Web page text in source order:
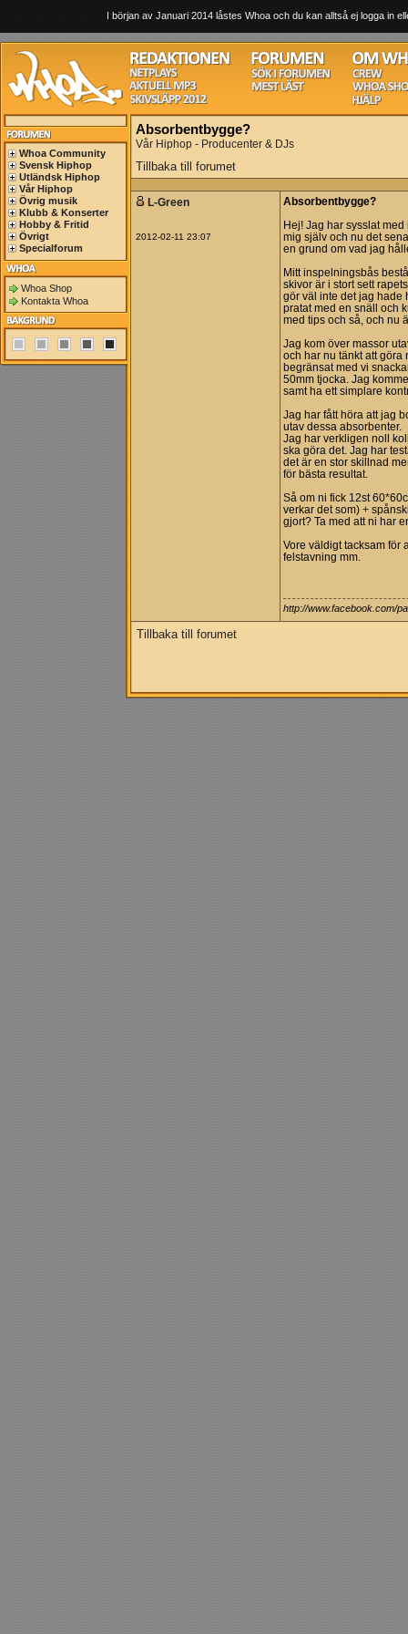
I början av Januari 2014 låstes Whoa och du kan alltså ej logga in
Whoa Community
Svensk Hiphop
Utländsk Hiphop
Vår Hiphop
Övrig musik
Klubb & Konserter
Hobby & Fritid
Övrigt
Specialforum
Whoa Shop
Kontakta Whoa
Absorbentbygge?
Vår Hiphop - Producenter & DJs
Tillbaka till forumet
L-Green
2012-02-11 23:07
Absorbentbygge?
Hej! Jag har sysslat
mig själv och nu det
en grund om vad jag
Mitt inspelningsbås
skivor är i stort sett
gör väl inte det jag hade
pratat med en snäll och
med tips och så, och nu
Jag kom över massor
och har nu tänkt att göra
begränsat med vi
50mm tjocka. Jag
samt ha ett simplare
Jag har fått höra att jag
utav dessa absorbenter.
Jag har verkligen noll
ska göra det. Jag har
det är en stor skillnad
för bästa resultat.
Så om ni fick 12st
verkar det som) +
gjort? Ta med att ni har
Vore väldigt tacksam för
felstavning mm.
http://www.facebook.com/
Tillbaka till forumet